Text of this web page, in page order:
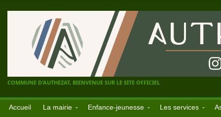
COMMUNE D'AUTHEZAT, BIENVENUE SUR LE SITE OFFICIEL
Accueil La mairie Enfance-jeunesse Les services